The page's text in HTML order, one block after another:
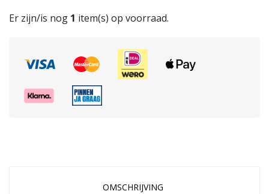
Er zijn/is nog 1 item(s) op voorraad.
OMSCHRIJVING